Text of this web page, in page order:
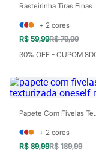
Casacos e Jaquetas
Jeans
Moda esportiva
Shorts e Saias
Vestidos
Em alta
Dia dos Pais
Inverno
Roupas
Bermudas
Camisas
Calças
+ 2 cores
R$ 59,99R$ 79,99
30% OFF - CUPOM
Papete Com
+ 2 cores
R$ 89,99R$ 189,99